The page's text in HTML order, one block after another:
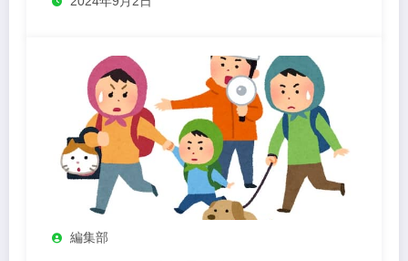
編集部